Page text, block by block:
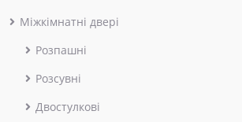
Міжкімнатні двері
Розпашні
Розсувні
Двостулкові